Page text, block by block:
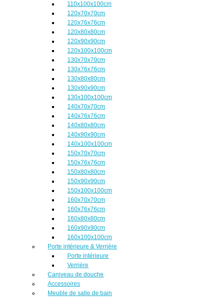
110x100x100cm
120x70x70cm
120x76x76cm
120x80x80cm
120x90x90cm
120x100x100cm
130x70x70cm
130x76x76cm
130x80x80cm
130x90x90cm
130x100x100cm
140x70x70cm
140x76x76cm
140x80x80cm
140x90x90cm
140x100x100cm
150x70x70cm
150x76x76cm
150x80x80cm
150x90x90cm
150x100x100cm
160x70x70cm
160x76x76cm
160x80x80cm
160x90x90cm
160x100x100cm
Porte intérieure & Verrière
Porte intérieure
Verrière
Caniveau de douche
Accessoires
Meuble de salle de bain